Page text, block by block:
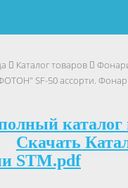
Каталог товаров
SF-50 ассорти.
каталог
Скачать
STM.pdf